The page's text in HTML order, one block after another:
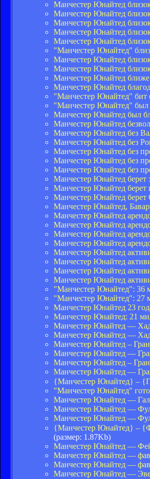
Манчестер Юнайтед
Манчестер Юнайтед
Манчестер Юнайтед
Манчестер Юнайтед
Манчестер Юнайтед
"Манчестер Юнайтед"
Манчестер Юнайтед
Манчестер Юнайтед
Манчестер Юнайтед ближе
Манчестер Юнайтед
"Манчестер Юнайтед"
"Манчестер Юнайтед" был
Манчестер Юнайтед был
Манчестер Юнайтед
Манчестер Юнайтед без
Манчестер Юнайтед без
Манчестер Юнайтед без
Манчестер Юнайтед без
Манчестер Юнайтед без
Манчестер Юнайтед
Манчестер Юнайтед берет
Манчестер Юнайтед
Манчестер Юнайтед,
Манчестер Юнайтед
Манчестер Юнайтед
Манчестер Юнайтед
Манчестер Юнайтед
Манчестер Юнайтед
Манчестер Юнайтед
Манчестер Юнайтед
Манчестер Юнайтед
"Манчестер Юнайтед": 36
"Манчестер Юнайтед": 27
Манчестер Юнайтед 23
Манчестер Юнайтед: 21
Манчестер Юнайтед —
Манчестер Юнайтед —
Манчестер Юнайтед –
Манчестер Юнайтед —
Манчестер Юнайтед –
Манчестер Юнайтед —
{Манчестер Юнайтед} –
"Манчестер Юнайтед"
Манчестер Юнайтед —
Манчестер Юнайтед —
Манчестер Юнайтед —
{Манчестер Юнайтед} –
(размер: 1.87Kb)
Манчестер Юнайтед —
Манчестер Юнайтед —
Манчестер Юнайтед —
Манчестер Юнайтед —